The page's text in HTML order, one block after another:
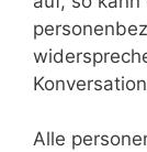
Alle